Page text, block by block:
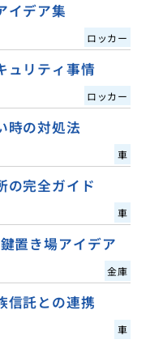
イデア集
ロッカー
ュリティ事情
ロッカー
時の対処法
車
の完全ガイド
車
置き場アイデア
金庫
信託との連携
車